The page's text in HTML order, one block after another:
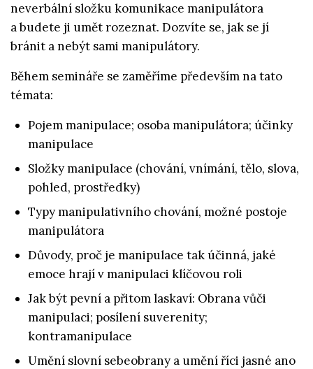
neverbální složku komunikace manipulátora
a budete ji umět rozeznat. Dozvíte se, jak se jí
bránit a nebýt sami manipulátory.
Během semináře se zaměříme především na tato
témata:
Pojem manipulace; osoba manipulátora; účinky
manipulace
Složky manipulace (chování, vnímání, tělo, slova,
pohled, prostředky)
Typy manipulativního chování, možné postoje
manipulátora
Důvody, proč je manipulace tak účinná, jaké
emoce hrají v manipulaci klíčovou roli
Jak být pevní a přitom laskaví: Obrana vůči
manipulaci; posílení suverenity;
kontramanipulace
Umění slovní sebeobrany a umění říci jasné ano